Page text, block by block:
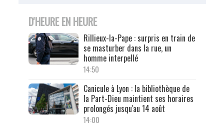
D'HEURE EN HEURE
Rillieux-la-Pape : surpris en train de
se masturber dans la rue, un
homme interpellé
14:50
Canicule à Lyon : la bibliothèque de
la Part-Dieu maintient ses horaires
prolongés jusqu'au 14 août
14:00